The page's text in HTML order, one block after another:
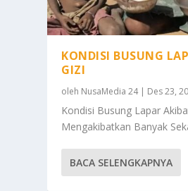
KONDISI BUSUNG
GIZI
oleh NusaMedia 24| Des 23,
Kondisi Busung Lapar
Mengakibatkan Banyak
BACA SELENGKAPNYA